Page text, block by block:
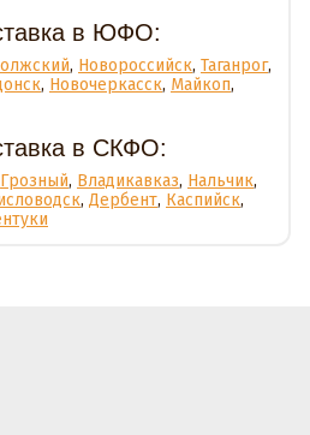
в ЮФО:
, Новороссийск, Таганрог,
, Новочеркасск, Майкоп,
в СКФО:
Грозный, Владикавказ, Нальчик,
, Дербент, Каспийск,